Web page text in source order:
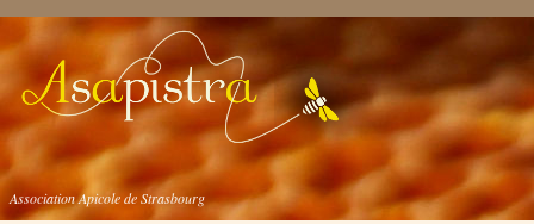
Aller au contenu principal
Association Apicole de Strasbourg